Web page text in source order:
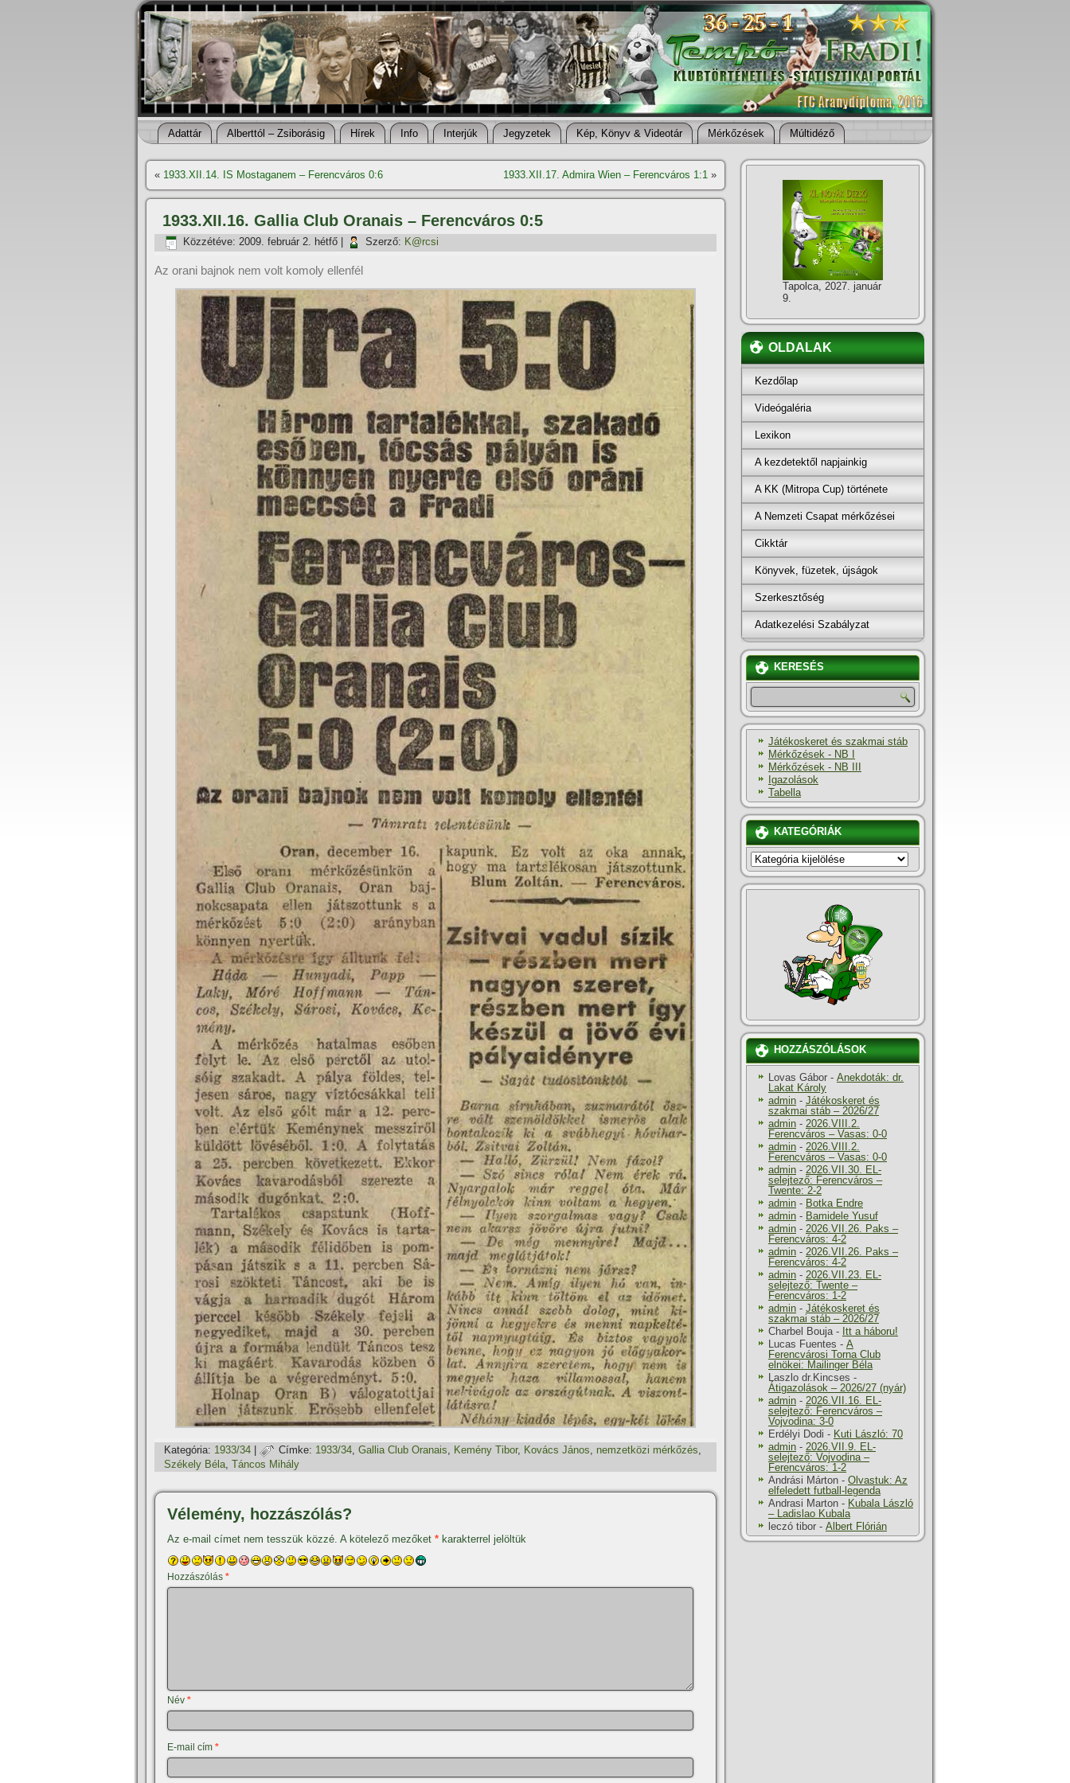
Adattár Alberttól – Zsiborásig Hí­rek Info Interjúk Jegyzetek Kép, Könyv & Videotár Mérkőzések Múltidéző
« 1933.XII.14. IS Mostaganem – Ferencváros 0:6 1933.XII.17. Admira Wien – Ferencváros 1:1 »
1933.XII.16. Gallia Club Oranais – Ferencváros 0:5
Közzétéve: 2009. február 2. hétfő Szerző: K@rcsi
Az orani bajnok nem volt komoly ellenfél
Kategória: 1933/34 Címke: 1933/34, Gallia Club Oranais, Kemény Tibor, Kovács János, nemzetközi mérkőzés,
Székely Béla, Táncos Mihály
Vélemény, hozzászólás?
Az e-mail címet nem tesszük közzé. A kötelező mezőket * karakterrel jelöltük
Hozzászólás *
Név *
E-mail cím *
Tapolca, 2027. január
9.
OLDALAK
Kezdőlap
Videógaléria
Lexikon
A kezdetektől napjainkig
A KK (Mitropa Cup) története
A Nemzeti Csapat mérkőzései
Cikktár
Könyvek, füzetek, újságok
Szerkesztőség
Adatkezelési Szabályzat
KERESÉS
Játékoskeret és szakmai stáb
Mérkőzések - NB I
Mérkőzések - NB III
Igazolások
Tabella
KATEGÓRIÁK
KATEGÓRIÁK
HOZZÁSZÓLÁSOK
Lovas Gábor - Anekdoták: dr.
Lakat Károly
admin - Játékoskeret és
szakmai stáb – 2026/27
admin - 2026.VIII.2.
Ferencváros – Vasas: 0-0
admin - 2026.VIII.2.
Ferencváros – Vasas: 0-0
admin - 2026.VII.30. EL-
selejtező: Ferencváros –
Twente: 2-2
admin - Botka Endre
admin - Bamidele Yusuf
admin - 2026.VII.26. Paks –
Ferencváros: 4-2
admin - 2026.VII.26. Paks –
Ferencváros: 4-2
admin - 2026.VII.23. EL-
selejtező: Twente –
Ferencváros: 1-2
admin - Játékoskeret és
szakmai stáb – 2026/27
Charbel Bouja- Itt a háboru!
Lucas Fuentes - A
Ferencvárosi Torna Club
elnökei: Mailinger Béla
Laszlo dr.Kincses -
Átigazolások – 2026/27 (nyár)
admin - 2026.VII.16. EL-
selejtező: Ferencváros –
Vojvodina: 3-0
Erdélyi Dodi - Kuti László: 70
admin - 2026.VII.9. EL-
selejtező: Vojvodina –
Ferencváros: 1-2
Andrási Márton - Olvastuk: Az
elfeledett futball-legenda
Andrasi Marton - Kubala László
– Ladislao Kubala
leczó tibor - Albert Flórián